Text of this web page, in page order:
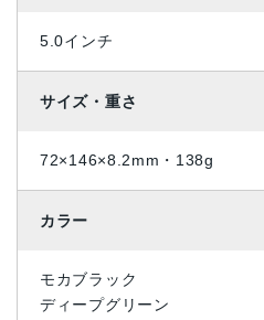
5.0インチ
サイズ・重さ
72×146×8.2mm・138g
カラー
モカブラック
ディープグリーン